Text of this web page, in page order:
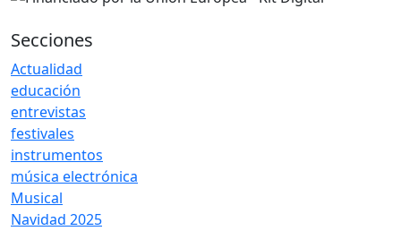
Secciones
Actualidad
educación
entrevistas
festivales
instrumentos
música electrónica
Musical
Navidad 2025